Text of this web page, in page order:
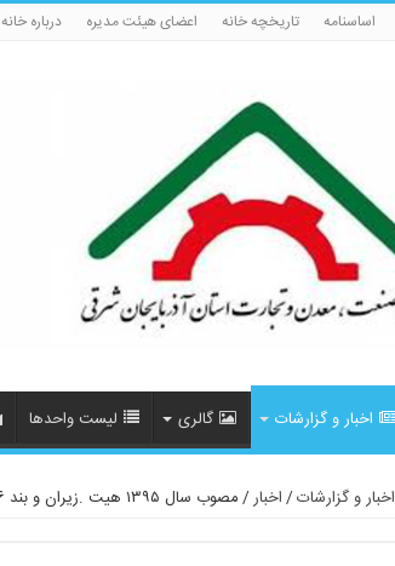
اساسنامه تاریخچه خانه اعضای هیئت مدیره درباره خانه
اخبار و گزارشات گالری لیست واحدها
اخبار و گزارشات/اخبار/مصوب سال ۱۳۹۵ هیت .زیران و بند ۱۶ آیین نامه اجرایی در ج شناسه های کالا